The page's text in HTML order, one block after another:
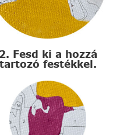
2. Fesd ki a hozzá
tartozó festékkel.